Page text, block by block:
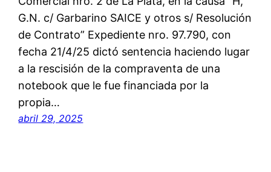
G.N. c/ Garbarino SAICE y otros s/ Resolución
de Contrato” Expediente nro. 97.790, con
fecha 21/4/25 dictó sentencia haciendo lugar
a la rescisión de la compraventa de una
notebook que le fue financiada por la
propia…
abril 29, 2025